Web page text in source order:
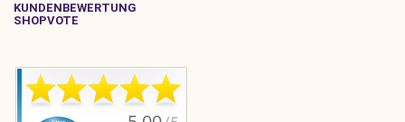
KUNDENBEWERTUNG
SHOPVOTE